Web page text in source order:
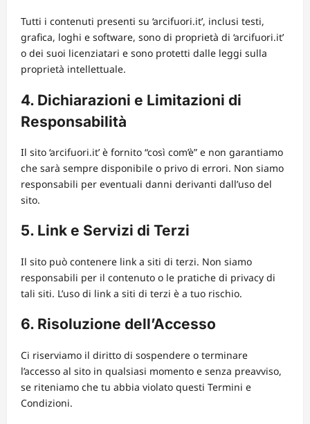
Tutti i contenuti presenti su ‘arcifuori.it’, inclusi testi,
grafica, loghi e software, sono di proprietà di ‘arcifuori.it’
o dei suoi licenziatari e sono protetti dalle leggi sulla
proprietà intellettuale.
4. Dichiarazioni e Limitazioni di
Responsabilità
Il sito ‘arcifuori.it’ è fornito “così com’è” e non garantiamo
che sarà sempre disponibile o privo di errori. Non siamo
responsabili per eventuali danni derivanti dall’uso del
sito.
5. Link e Servizi di Terzi
Il sito può contenere link a siti di terzi. Non siamo
responsabili per il contenuto o le pratiche di privacy di
tali siti. L’uso di link a siti di terzi è a tuo rischio.
6. Risoluzione dell’Accesso
Ci riserviamo il diritto di sospendere o terminare
l’accesso al sito in qualsiasi momento e senza preavviso,
se riteniamo che tu abbia violato questi Termini e
Condizioni.